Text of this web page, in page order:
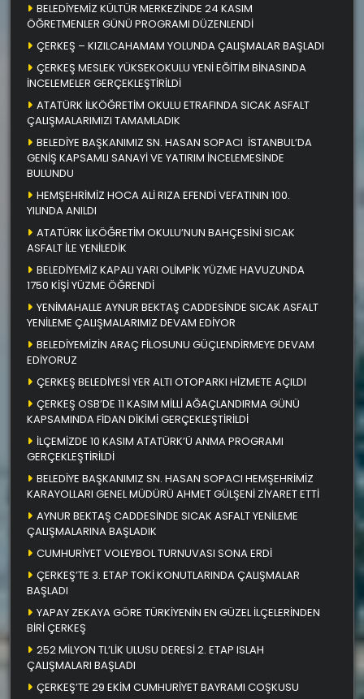
BELEDİYEMİZ KÜLTÜR MERKEZİNDE 24 KASIM
ÖĞRETMENLER GÜNÜ PROGRAMI DÜZENLENDİ
ÇERKEŞ – KIZILCAHAMAM YOLUNDA ÇALIŞMALAR BAŞLADI
ÇERKEŞ MESLEK YÜKSEKOKULU YENİ EĞİTİM BİNASINDA
İNCELEMELER GERÇEKLEŞTİRİLDİ
ATATÜRK İLKÖĞRETİM OKULU ETRAFINDA SICAK ASFALT
ÇALIŞMALARIMIZI TAMAMLADIK
BELEDİYE BAŞKANIMIZ SN. HASAN SOPACI İSTANBUL’DA
GENİŞ KAPSAMLI SANAYİ VE YATIRIM İNCELEMESİNDE
BULUNDU
HEMŞEHRİMİZ HOCA ALİ RIZA EFENDİ VEFATININ 100.
YILINDA ANILDI
ATATÜRK İLKÖĞRETİM OKULU’NUN BAHÇESİNİ SICAK
ASFALT İLE YENİLEDİK
BELEDİYEMİZ KAPALI YARI OLİMPİK YÜZME HAVUZUNDA
1750 KİŞİ YÜZME ÖĞRENDİ
YENİMAHALLE AYNUR BEKTAŞ CADDESİNDE SICAK ASFALT
YENİLEME ÇALIŞMALARIMIZ DEVAM EDİYOR
BELEDİYEMİZİN ARAÇ FİLOSUNU GÜÇLENDİRMEYE DEVAM
EDİYORUZ
ÇERKEŞ BELEDİYESİ YER ALTI OTOPARKI HİZMETE AÇILDI
ÇERKEŞ OSB’DE 11 KASIM MİLLİ AĞAÇLANDIRMA GÜNÜ
KAPSAMINDA FİDAN DİKİMİ GERÇEKLEŞTİRİLDİ
İLÇEMİZDE 10 KASIM ATATÜRK’Ü ANMA PROGRAMI
GERÇEKLEŞTİRİLDİ
BELEDİYE BAŞKANIMIZ SN. HASAN SOPACI HEMŞEHRİMİZ
KARAYOLLARI GENEL MÜDÜRÜ AHMET GÜLŞENİ ZİYARET ETTİ
AYNUR BEKTAŞ CADDESİNDE SICAK ASFALT YENİLEME
ÇALIŞMALARINA BAŞLADIK
CUMHURİYET VOLEYBOL TURNUVASI SONA ERDİ
ÇERKEŞ’TE 3. ETAP TOKİ KONUTLARINDA ÇALIŞMALAR
BAŞLADI
YAPAY ZEKAYA GÖRE TÜRKİYENİN EN GÜZEL İLÇELERİNDEN
BİRİ ÇERKEŞ
252 MİLYON TL’LİK ULUSU DERESİ 2. ETAP ISLAH
ÇALIŞMALARI BAŞLADI
ÇERKEŞ’TE 29 EKİM CUMHURİYET BAYRAMI COŞKUSU